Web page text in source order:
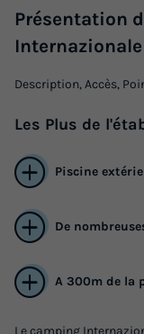
Présentation
Description, Accès,
Les Plus de
Piscine
De
A 300m de la
Le camping